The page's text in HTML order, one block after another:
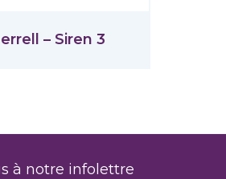
– Siren 3
à notre infolettre